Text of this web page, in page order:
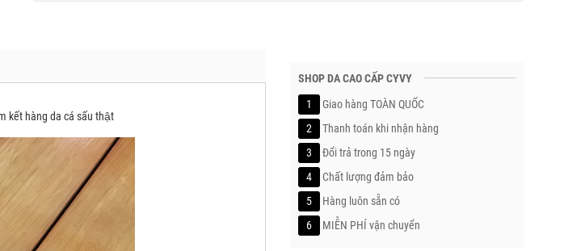
kết hàng da cá sấu thật
SHOP DA CAO CẤP CYVY
1
Giao hàng TOÀN QUỐC
2
Thanh toán khi nhận hàng
3
Đổi trả trong 15 ngày
4
Chất lượng đảm bảo
5
Hàng luôn sẵn có
6
MIỄN PHÍ vận chuyển